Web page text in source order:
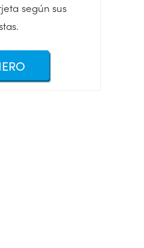
según sus